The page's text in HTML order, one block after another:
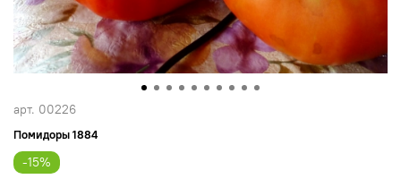
арт. 00226
Помидоры 1884
-15%